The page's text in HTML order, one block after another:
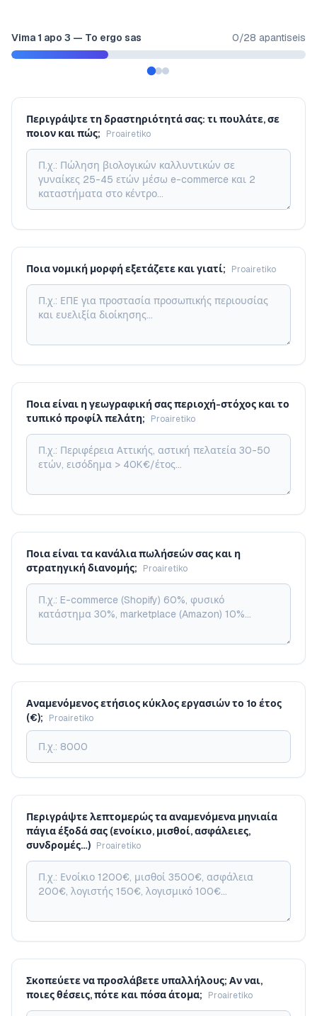
Vima1 apo 3 — To ergo sas 0/28 apantiseis
Περιγράψτε τη δραστηριότητά σας: τι πουλάτε, σε
ποιον και πώς;
Proairetiko
Ποια νομική μορφή εξετάζετε και γιατί; Proairetiko
Ποια είναι η γεωγραφική σας περιοχή-στόχος και το
τυπικό προφίλ πελάτη;
Proairetiko
Ποια είναι τα κανάλια πωλήσεών σας και η
στρατηγική διανομής;
Proairetiko
Αναμενόμενος ετήσιος κύκλος εργασιών το 1ο έτος
(€);
Proairetiko
Περιγράψτε λεπτομερώς τα αναμενόμενα μηνιαία
πάγια έξοδά σας (ενοίκιο, μισθοί, ασφάλειες,
συνδρομές…) Proairetiko
Σκοπεύετε να προσλάβετε υπαλλήλους; Αν ναι,
ποιες θέσεις, πότε και πόσα άτομα;
Proairetiko